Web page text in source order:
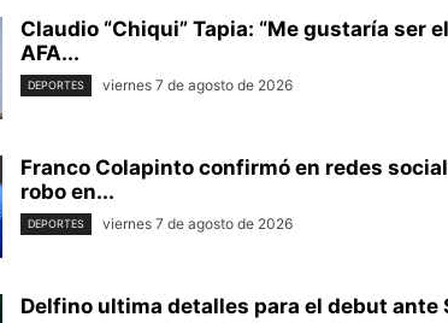
Claudio “Chiqui” Tapia: “Me gustaría ser
AFA...
DEPORTES viernes 7 de agosto de 2026
Franco Colapinto confirmó en redes
robo en...
DEPORTES viernes 7 de agosto de 2026
Delfino ultima detalles para el debut ante